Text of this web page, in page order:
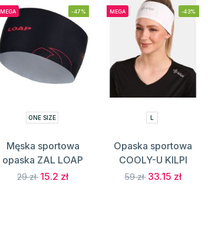
MEGA -47%
ONE SIZE
Męska sportowa
opaska ZAL LOAP
29 zł 15.2 zł
MEGA -43%
L
Opaska sportowa
COOLY-U KILPI
59 zł 33.15 zł